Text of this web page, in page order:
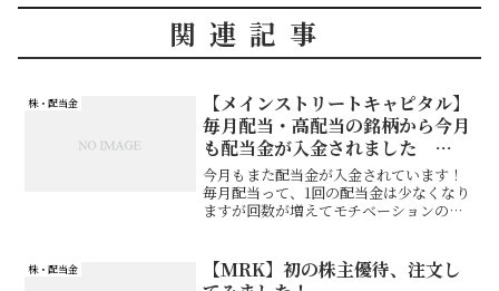
関連記事
株・配当金
【メインストリートキャピタル】
毎月配当・高配当の銘柄から今月
も配当金が入金されました
2021年2月分
今月もまた配当金が入金されています！
毎月配当って、1回の配当金は少なくなり
ますが回数が増えてモチベーションの維
う…
株・配当金
【MRK】初の株主優待、注文し